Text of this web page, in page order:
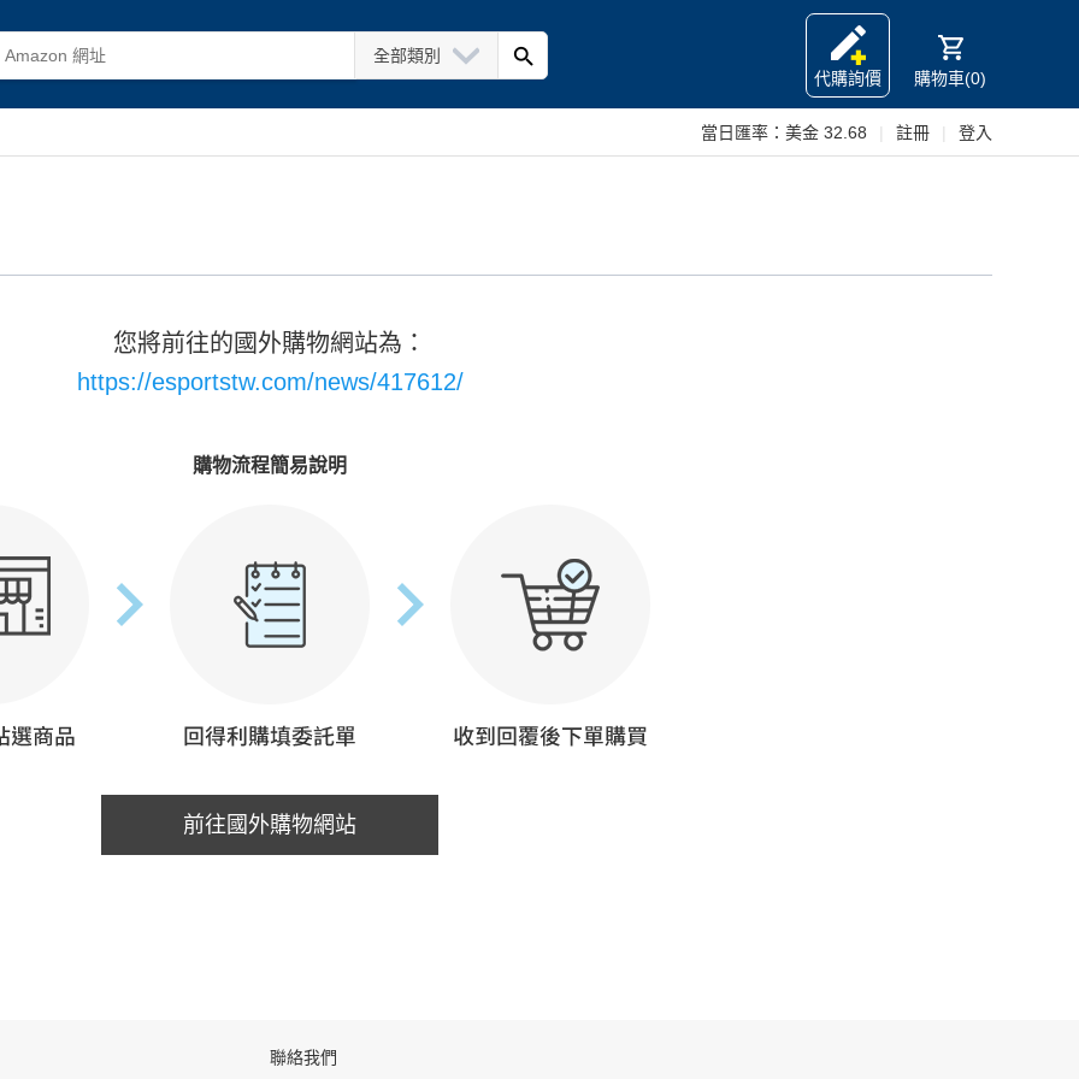
全部類別
代購詢價
購物車(0)
當日匯率： 美金 32.68 註冊 登入
您將前往的國外購物網站為：
https://esportstw.com/news/417612/
購物流程簡易說明
前往國外購物網站
聯絡我們